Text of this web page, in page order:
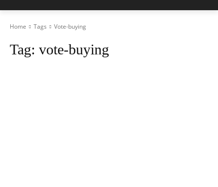
Home Tags Vote-buying
Tag: vote-buying